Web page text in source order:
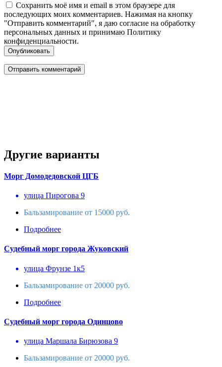
Сохранить моё имя и email в этом браузере для
последующих моих комментариев. Нажимая на кнопку
"Отправить комментарий", я даю согласие на обработку
персональных данных и принимаю Политику
конфиденциальности.
Опубликовать
Другие варианты
Морг Домодедовской ЦГБ
улица Пирогова 9
Бальзамирование от 15000 руб.
Подробнее
Судебный морг города Жуковский
улица Фрунзе 1к5
Бальзамирование от 20000 руб.
Подробнее
Судебный морг города Одинцово
улица Маршала Бирюзова 9
Бальзамирование от 20000 руб.